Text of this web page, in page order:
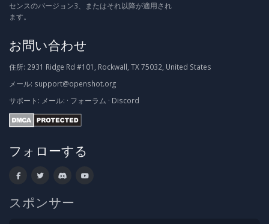
センスのバージョン3、またはそれ以降が適用され
ます。
お問い合わせ
住所: 2931 Ridge Rd #101, Rockwall, TX 75032, United States
メール: support@openshot.org
サポート: メール: · フォーラム · Discord
フォローする
スポンサー